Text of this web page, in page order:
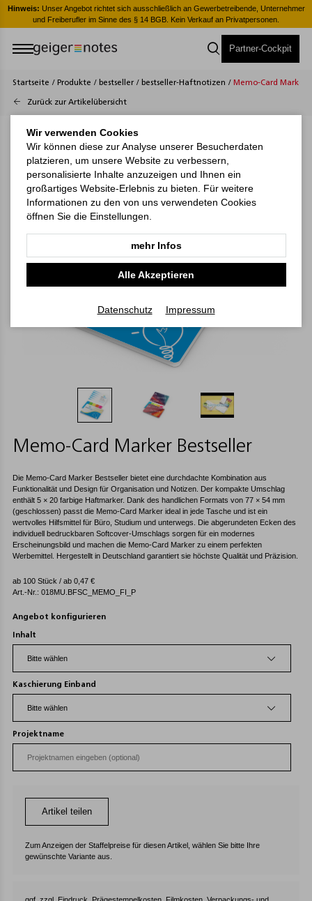
Hinweis: Unser Angebot richtet sich ausschließlich an Gewerbetreibende, Unternehmer
und Freiberufler im Sinne des § 14 BGB. Kein Verkauf an Privatpersonen.
Partner-Cockpit
Startseite / Produkte / bestseller / bestseller-Haftnotizen / Memo-Card Marker
Zurück zur Artikelübersicht
Memo-Card Marker Bestseller
Die Memo-Card Marker Bestseller bietet eine durchdachte Kombination aus
Funktionalität und Design für Organisation und Notizen. Der kompakte Umschlag
enthält 5 × 20 farbige Haftmarker. Dank des handlichen Formats von 77 × 54 mm
(geschlossen) passt die Memo-Card Marker ideal in jede Tasche und ist ein
wertvolles Hilfsmittel für Büro, Studium und unterwegs. Die abgerundeten Ecken des
individuell bedruckbaren Softcover-Umschlags sorgen für ein modernes
Erscheinungsbild und machen die Memo-Card Marker zu einem perfekten
Werbemittel. Hergestellt in Deutschland garantiert sie höchste Qualität und Präzision.
ab 100 Stück / ab 0,47 €
Art.-Nr.: 018MU.BFSC_MEMO_FI_P
Angebot konfigurieren
Inhalt
Kaschierung Einband
Projektname
Artikel teilen
Zum Anzeigen der Staffelpreise für diesen Artikel, wählen Sie bitte Ihre
gewünschte Variante aus.
Wir verwenden Cookies
Wir können diese zur Analyse unserer Besucherdaten
platzieren, um unsere Website zu verbessern,
personalisierte Inhalte anzuzeigen und Ihnen ein
großartiges Website-Erlebnis zu bieten. Für weitere
Informationen zu den von uns verwendeten Cookies
öffnen Sie die Einstellungen.
mehr Infos
Alle Akzeptieren
Datenschutz Impressum